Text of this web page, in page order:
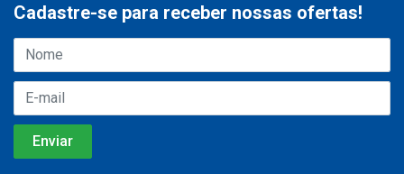
Cadastre-se para receber nossas ofertas!